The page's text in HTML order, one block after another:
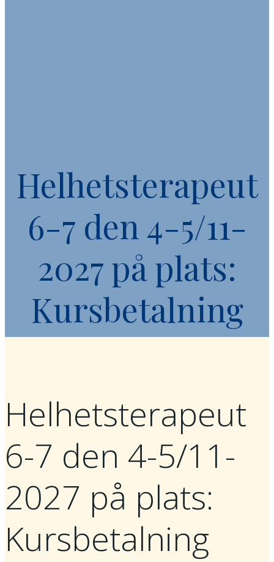
Helhetsterapeut
6-7 den 4-5/11-
2027 på plats:
Kursbetalning
Helhetsterapeut
6-7 den 4-5/11-
2027 på plats:
Kursbetalning